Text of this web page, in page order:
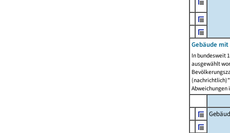
Gebäude
In bundesweit
ausgewählt
Abweichungen